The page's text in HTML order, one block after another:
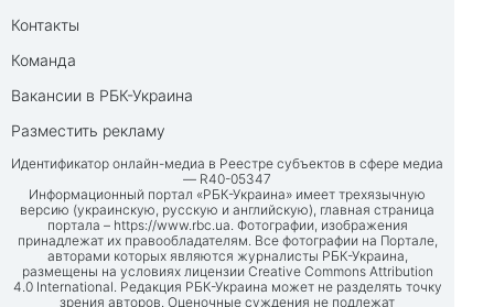
Контакты
Команда
Вакансии в РБК-Украина
Разместить рекламу
Идентификатор онлайн-медиа в Реестре субъектов в сфере медиа
— R40-05347
Информационный портал «РБК-Украина» имеет трехязычную
версию (украинскую, русскую и английскую), главная страница
портала – https://www.rbc.ua. Фотографии, изображения
принадлежат их правообладателям. Все фотографии на Портале,
авторами которых являются журналисты РБК-Украина,
размещены на условиях лицензии Creative Commons Attribution
4.0 International. Редакция РБК-Украина может не разделять точку
зрения авторов. Оценочные суждения не подлежат